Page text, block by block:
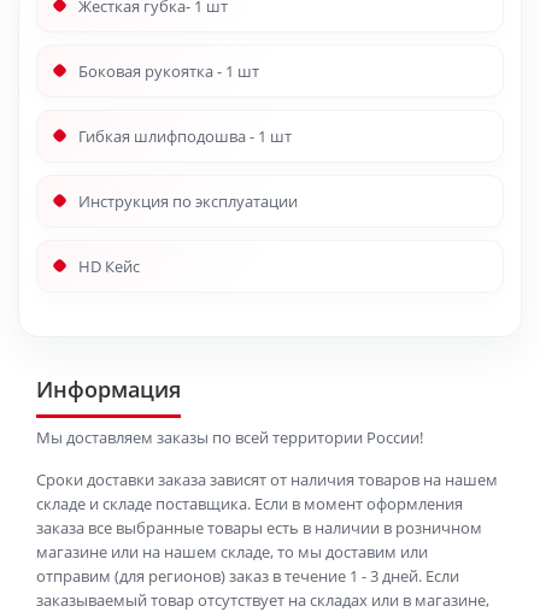
Жесткая губка- 1 шт
Боковая рукоятка - 1 шт
Гибкая шлифподошва - 1 шт
Инструкция по эксплуатации
HD Кейс
Информация
Мы доставляем заказы по всей территории России!
Сроки доставки заказа зависят от наличия товаров на нашем
складе и складе поставщика. Если в момент оформления
заказа все выбранные товары есть в наличии в розничном
магазине или на нашем складе, то мы доставим или
отправим (для регионов) заказ в течение 1 - 3 дней. Если
заказываемый товар отсутствует на складах или в магазине,